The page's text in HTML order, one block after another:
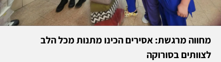
מחווה מרגשת: אסירים הכינו מתנות מכל הלב
לצוותים בסורוקה